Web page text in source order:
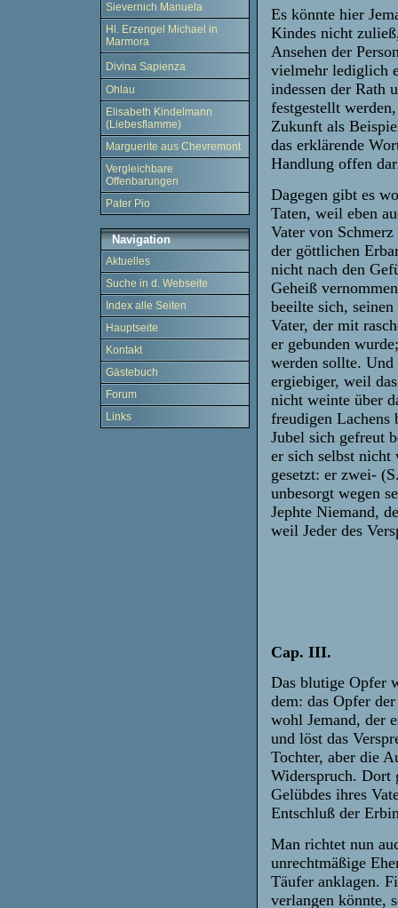
Sievernich Manuela
Hl. Erzengel Michael in
Marmora
Divina Sapienza
Ohlau
Elisabeth Kindelmann
(Liebesflamme)
Marguerite aus Chevremont
Vergleichbare
Offenbarungen
Pater Pio
Navigation
Aktuelles
Suche in d. Webseite
Index alle Seiten
Hauptseite
Kontakt
Gästebuch
Forum
Links
Es könnte hier
Kindes nicht
Ansehen der
vielmehr lediglich
indessen der Rath
festgestellt
Zukunft als
das erklärende
Handlung offen
Dagegen gibt es
Taten, weil eben
Vater von
der göttlichen
nicht nach den
Geheiß
beeilte sich,
Vater, der mit
er gebunden
werden sollte. Und
ergiebiger, weil
nicht weinte über
freudigen Lachens
Jubel sich gefreut
er sich selbst nicht
gesetzt: er zwei-
unbesorgt wegen
Jephte Niemand,
weil Jeder des
Cap. III.
Das blutige Opfer
dem: das Opfer
wohl Jemand, der
und löst das
Tochter, aber die
Widerspruch. Dort
Gelübdes ihres
Entschluß der
Man richtet nun
unrechtmäßige
Täufer anklagen.
verlangen könnte,